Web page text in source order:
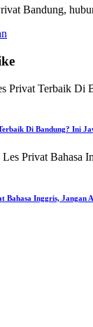
Bandung,
Di Bandung? Ini
Bahasa Inggris, Jangan